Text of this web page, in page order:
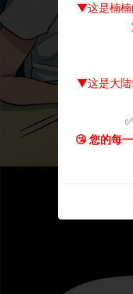
▼这是楠楠
▼这是大陆
😘 您的每